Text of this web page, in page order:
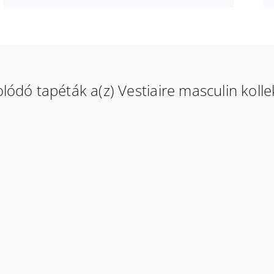
tapéták a(z) Vestiaire masculin